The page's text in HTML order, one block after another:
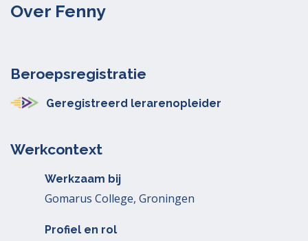
Over Fenny
Beroepsregistratie
Geregistreerd lerarenopleider
Werkcontext
Werkzaam bij
Gomarus College, Groningen
Profiel en rol